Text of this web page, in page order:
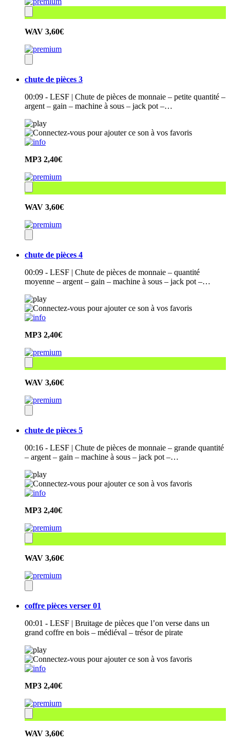
WAV 3,60€
chute de pièces 3
00:09 - LESF | Chute de pièces de monnaie – petite quantité –
argent – gain – machine à sous – jack pot –…
MP3 2,40€
WAV 3,60€
chute de pièces 4
00:09 - LESF | Chute de pièces de monnaie – quantité
moyenne – argent – gain – machine à sous – jack pot –…
MP3 2,40€
WAV 3,60€
chute de pièces 5
00:16 - LESF | Chute de pièces de monnaie – grande quantité
– argent – gain – machine à sous – jack pot –…
MP3 2,40€
WAV 3,60€
coffre pièces verser 01
00:01 - LESF | Bruitage de pièces que l’on verse dans un
grand coffre en bois – médiéval – trésor de pirate
MP3 2,40€
WAV 3,60€